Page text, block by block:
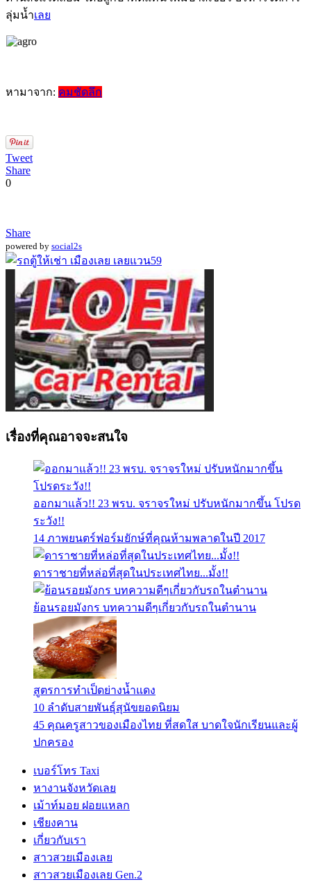
ลุ่มน้ำเลย
หามาจาก: คมชัดลึก
Tweet
Share
0
Share
powered by social2s
เรื่องที่คุณอาจจะสนใจ
ออกมาแล้ว!! 23 พรบ. จราจรใหม่ ปรับหนักมากขึ้น โปรด
ระวัง!!
14 ภาพยนตร์ฟอร์มยักษ์ที่คุณห้ามพลาดในปี 2017
ดาราชายที่หล่อที่สุดในประเทศไทย...มั้ง!!
ย้อนรอยมังกร บทความดีๆเกี่ยวกับรถในตำนาน
สูตรการทำเป็ดย่างน้ำแดง
10 ลำดับสายพันธุ์สุนัขยอดนิยม
45 คุณครูสาวของเมืองไทย ที่สดใส บาดใจนักเรียนและผู้
ปกครอง
เบอร์โทร Taxi
หางานจังหวัดเลย
เม้าท์มอย ฝอยแหลก
เชียงคาน
เกี่ยวกับเรา
สาวสวยเมืองเลย
สาวสวยเมืองเลย Gen.2